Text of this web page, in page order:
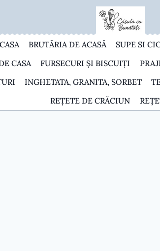
BRUTĂRIA DE ACASĂ SUPE SI
CASA FURSECURI ȘI BISCUIȚI
INGHETATA, GRANITA, SORBET
REȚETE DE CRĂCIUN